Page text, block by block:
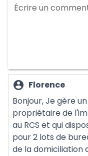
Écrire un
account_circle Florence
Bonjour, Je gère
propriétaire de
au RCS et qui
pour 2 lots de
de la domiciliation